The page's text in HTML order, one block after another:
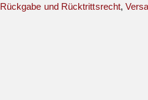
Rückgabe und Rücktrittsrecht,